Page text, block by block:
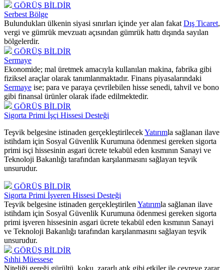
GÖRÜŞ BİLDİR
Serbest Bölge
Bulundukları ülkenin siyasi sınırları içinde yer alan fakat Dış Ticaret,
vergi ve gümrük mevzuatı açısından gümrük hattı dışında sayılan
bölgelerdir.
GÖRÜŞ BİLDİR
Sermaye
Ekonomide; mal üretmek amacıyla kullanılan makina, fabrika gibi
fiziksel araçlar olarak tanımlanmaktadır. Finans piyasalarındaki
Sermaye ise; para ve paraya çevrilebilen hisse senedi, tahvil ve bono
gibi finansal ürünler olarak ifade edilmektedir.
GÖRÜŞ BİLDİR
Sigorta Primi İşçi Hissesi Desteği
Teşvik belgesine istinaden gerçekleştirilecekYatırımla sağlanan ilave
istihdam için Sosyal Güvenlik Kurumuna ödenmesi gereken sigorta
primi isçi hissesinin asgari ücrete tekabül eden kısmının Sanayi ve
Teknoloji Bakanlığı tarafından karşılanmasını sağlayan teşvik
unsurudur.
GÖRÜŞ BİLDİR
Sigorta Primi İşveren Hissesi Desteği
Teşvik belgesine istinaden gerçekleştirilen Yatırımla sağlanan ilave
istihdam için Sosyal Güvenlik Kurumuna ödenmesi gereken sigorta
primi işveren hissesinin asgari ücrete tekabül eden kısmının Sanayi
ve Teknoloji Bakanlığı tarafından karşılanmasını sağlayan teşvik
unsurudur.
GÖRÜŞ BİLDİR
Sıhhi Müessese
Niteliği gereği gürültü, koku, zararlı atık gibi etkiler ile çevreye zarar